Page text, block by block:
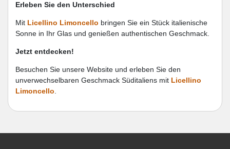
Erleben Sie den Unterschied
Mit Licellino Limoncello bringen Sie ein Stück italienische
Sonne in Ihr Glas und genießen authentischen Geschmack.
Jetzt entdecken!
Besuchen Sie unsere Website und erleben Sie den
unverwechselbaren Geschmack Süditaliens mit Licellino
Limoncello